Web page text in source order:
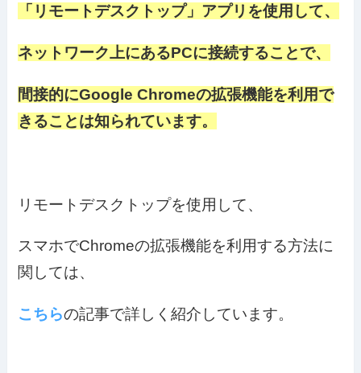
「リモートデスクトップ」アプリを使用して、
ネットワーク上にあるPCに接続することで、
間接的にGoogle Chromeの拡張機能を利用で
きることは知られています。
リモートデスクトップを使用して、
スマホでChromeの拡張機能を利用する方法に
関しては、
こちらの記事で詳しく紹介しています。